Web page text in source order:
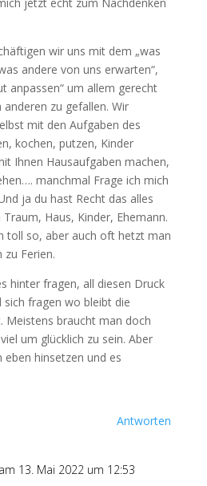
wir uns mit dem „was
andere von uns erwarten“,
anpassen“ um allem gerecht
zu gefallen. Wir
mit den Aufgaben des
kochen, putzen, Kinder
Ihnen Hausaufgaben machen,
manchmal Frage ich mich
ja du hast Recht das alles
Haus, Kinder, Ehemann.
toll so, aber auch oft hetzt man
zu Ferien.
hinter fragen, all diesen Druck
sich fragen wo bleibt die
Meistens braucht man doch
um glücklich zu sein. Aber
eben hinsetzen und es
Antworten
am 13. Mai 2022 um 12:53